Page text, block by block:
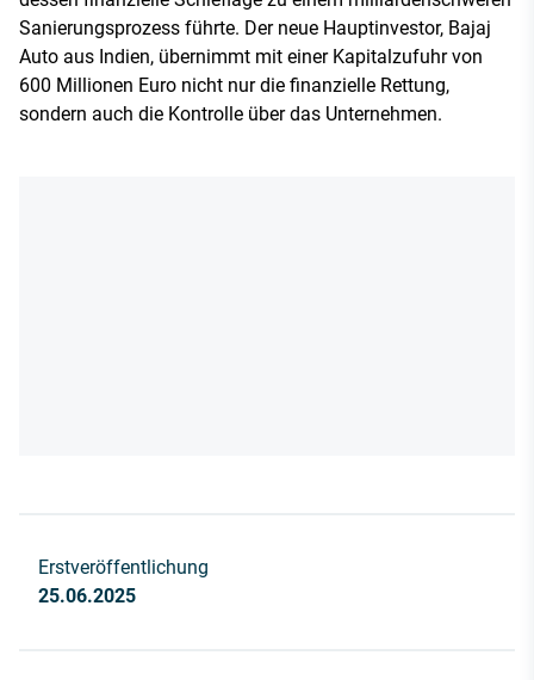
Sanierungsprozess führte. Der neue Hauptinvestor, Bajaj
Auto aus Indien, übernimmt mit einer Kapitalzufuhr von
600 Millionen Euro nicht nur die finanzielle Rettung,
sondern auch die Kontrolle über das Unternehmen.
Erstveröffentlichung
25.06.2025